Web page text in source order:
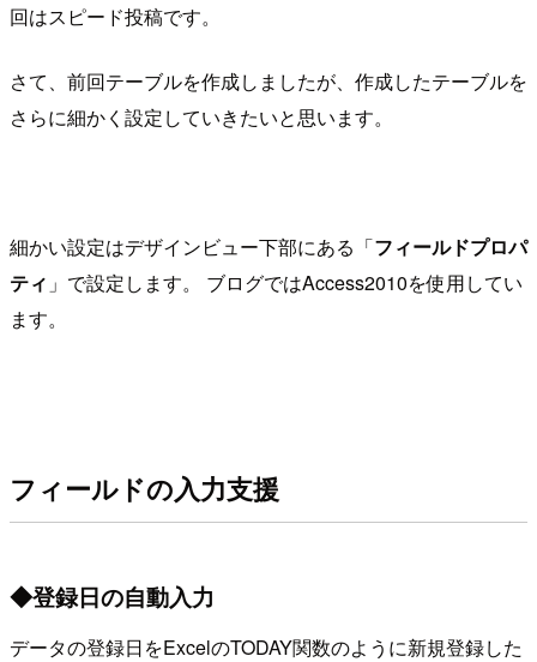
回はスピード投稿です。
さて、前回テーブルを作成しましたが、作成したテーブルを
さらに細かく設定していきたいと思います。
細かい設定はデザインビュー下部にある「フィールドプロパ
ティ 」で設定します。 ブログではAccess2010を使用してい
ます。
フィールドの入力支援
◆登録日の自動入力
データの登録日をExcelのTODAY関数のように新規登録した